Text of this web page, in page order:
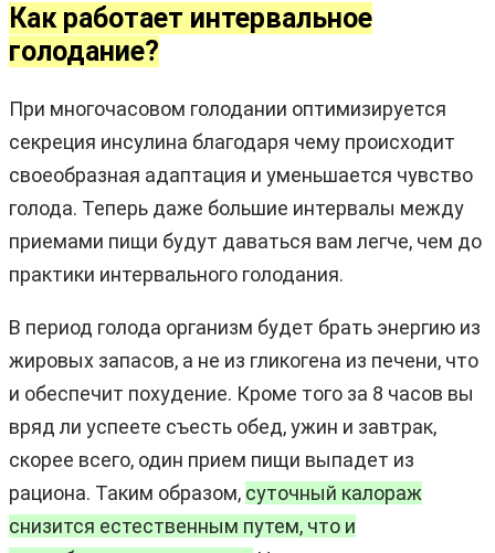
Как работает интервальное
голодание?
При многочасовом голодании оптимизируется
секреция инсулина благодаря чему происходит
своеобразная адаптация и уменьшается чувство
голода. Теперь даже большие интервалы между
приемами пищи будут даваться вам легче, чем до
практики интервального голодания.
В период голода организм будет брать энергию из
жировых запасов, а не из гликогена из печени, что
и обеспечит похудение. Кроме того за 8 часов вы
вряд ли успеете съесть обед, ужин и завтрак,
скорее всего, один прием пищи выпадет из
рациона. Таким образом, суточный калораж
снизится естественным путем, что и